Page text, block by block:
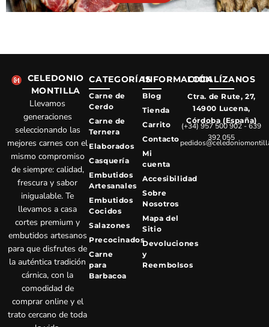
CELEDONIO
MONTILLA
Llevamos
generaciones
seleccionando las
mejores carnes con el
mismo compromiso
de siempre: calidad,
frescura y sabor
inigualable. Te
llevamos a casa
cortes premium y
embutidos artesanos
para que disfrutes de
la auténtica tradición
cárnica, con la
comodidad de
comprar online y el
trato cercano de toda
CATEGORÍAS
Carne de
Cerdo
Carne de
Ternera
Elaborados
Casquería
Embutidos
Artesanales
Embutidos
Cocidos
Salazones
Precocinados
Carne
para
Barbacoa
INFORMACIÓN
Blog
Tienda
Carrito
Contacto
Mi
cuenta
Accesibilidad
Sobre
Nosotros
Mapa del
Sitio
Devoluciones
y
Reembolsos
LOCALÍZANOS
Ctra. de Rute, 27,
14900 Lucena,
Córdoba (España)
(+34) 957 500 902 - 639
392 055